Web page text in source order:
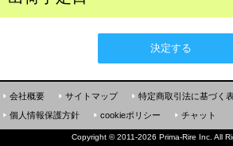
決定する
会社概要 サイトマップ 特定商取引法に基づく
個人情報保護方針
cookieポリシー チャット
Copyright ©2011-2026 Prima-Rire Inc. All